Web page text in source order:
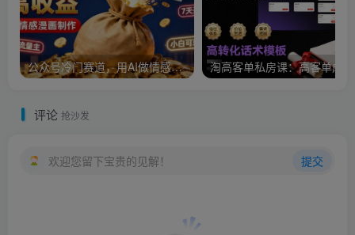
公众号冷门赛道，用AI做情感漫画，7天开通流量主，操作简单，小白可玩
评论 抢沙发
欢迎您留下宝贵的见解！ 提交